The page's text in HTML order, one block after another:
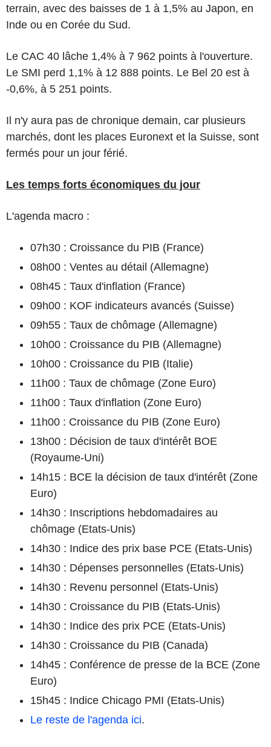
terrain, avec des baisses de 1 à 1,5% au Japon, en
Inde ou en Corée du Sud.
Le CAC 40 lâche 1,4% à 7 962 points à l'ouverture.
Le SMI perd 1,1% à 12 888 points. Le Bel 20 est à
-0,6%, à 5 251 points.
Il n'y aura pas de chronique demain, car plusieurs
marchés, dont les places Euronext et la Suisse, sont
fermés pour un jour férié.
Les temps forts économiques du jour
L'agenda macro :
07h30 : Croissance du PIB (France)
08h00 : Ventes au détail (Allemagne)
08h45 : Taux d'inflation (France)
09h00 : KOF indicateurs avancés (Suisse)
09h55 : Taux de chômage (Allemagne)
10h00 : Croissance du PIB (Allemagne)
10h00 : Croissance du PIB (Italie)
11h00 : Taux de chômage (Zone Euro)
11h00 : Taux d'inflation (Zone Euro)
11h00 : Croissance du PIB (Zone Euro)
13h00 : Décision de taux d'intérêt BOE
(Royaume-Uni)
14h15 : BCE la décision de taux d'intérêt (Zone
Euro)
14h30 : Inscriptions hebdomadaires au
chômage (Etats-Unis)
14h30 : Indice des prix base PCE (Etats-Unis)
14h30 : Dépenses personnelles (Etats-Unis)
14h30 : Revenu personnel (Etats-Unis)
14h30 : Croissance du PIB (Etats-Unis)
14h30 : Indice des prix PCE (Etats-Unis)
14h30 : Croissance du PIB (Canada)
14h45 : Conférence de presse de la BCE (Zone
Euro)
15h45 : Indice Chicago PMI (Etats-Unis)
Le reste de l'agenda ici.